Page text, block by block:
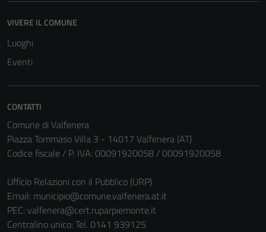
VIVERE IL COMUNE
Luoghi
Eventi
CONTATTI
Comune di Valfenera
Piazza Tommaso Villa 3 - 14017 Valfenera (AT)
Codice fiscale / P. IVA: 00091920058 / 00091920058
Ufficio Relazioni con il Pubblico (URP)
Email: municipio@comune.valfenera.at.it
PEC: valfenera@cert.ruparpiemonte.it
Centralino unico: Tel. 0141 939125